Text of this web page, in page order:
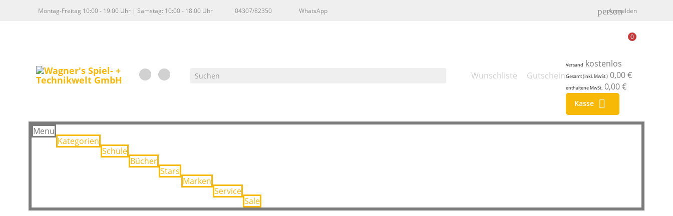
Montag-Freitag 10:00 - 19:00 Uhr | Samstag: 10:00 - 18:00 Uhr 04307/82350 WhatsApp person
Anmelden
Wunschliste Gutschein
0
Versand kostenlos
Gesamt (inkl. MwSt.) 0,00 €
enthaltene MwSt. 0,00 €
Kasse 
Menu
Kategorien
Schule
Bücher
Stars
Marken
Service
Sale